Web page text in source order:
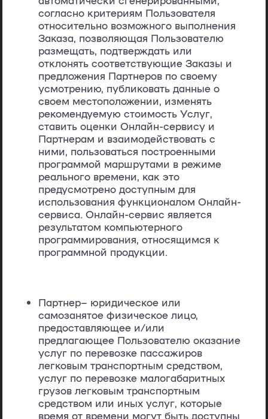
согласно критериям Пользователя
относительно возможного выполнения
Заказа, позволяющая Пользователю
размещать, подтверждать или
отклонять соответствующие Заказы и
предложения Партнеров по своему
усмотрению, публиковать данные о
своем местоположении, изменять
рекомендуемую стоимость Услуг,
ставить оценки Онлайн-сервису и
Партнерам и взаимодействовать с
ними, пользоваться построенными
программой маршрутами в режиме
реального времени, как это
предусмотрено доступным для
использования функционалом Онлайн-
сервиса. Онлайн-сервис является
результатом компьютерного
программирования, относящимся к
программной продукции.
Партнер– юридическое или
самозанятое физическое лицо,
предоставляющее и/или
предлагающее Пользователю оказание
услуг по перевозке пассажиров
легковым транспортным средством,
услуг по перевозке малогабаритных
грузов легковым транспортным
средством или иных услуг, которые
время от времени могут быть доступны